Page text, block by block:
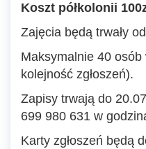
Koszt półkolonii
Zajęcia będą trwały
Maksymalnie 40
kolejność zgłoszeń).
Zapisy trwają do
699 980 631 w
Karty zgłoszeń będą